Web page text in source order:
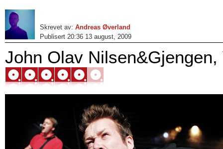
Skrevet av: Andreas Øverland
Publisert 20:36 13 august, 2009
John Olav Nilsen&Gjengen,